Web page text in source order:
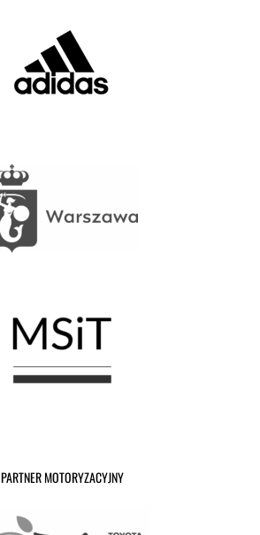
PARTNER MOTORYZACYJNY